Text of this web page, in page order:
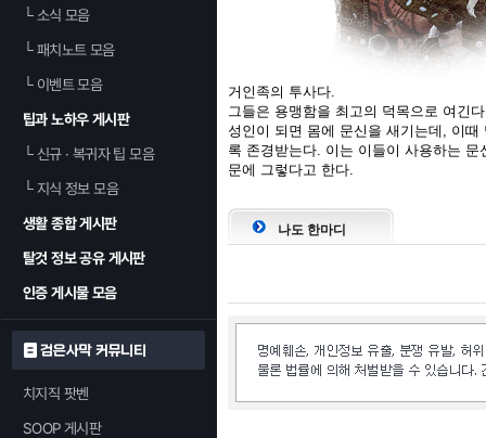
└소식 모음
└패치노트 모음
└이벤트 모음
팁과 노하우 게시판
└신규 · 복귀자 팁 모음
└지식 정보 모음
생활 종합 게시판
탈것 정보 공유 게시판
인증 게시물 모음
검은사막 커뮤니티
치지직 팟벤
SOOP 게시판
거인족의 투사다.
그들은 용맹함을 최고의 덕목으로 여긴
성인이 되면 몸에 문신을 새기는데, 이
록 존경받는다. 이는 이들이 사용하는
문에 그렇다고 한다.
나도 한마디